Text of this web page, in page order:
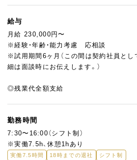
給与
月給 230,000円〜
※経験・年齢・能力考慮 応相談
※試用期間6ヶ月（この間は契約社員とし
細は面談時にお伝えします。）
◎残業代全額支給
勤務時間
7:30〜16:00（シフト制）
※実働7.5h、休憩1hあり
実働7.5時間 18時までの退社 シフト制